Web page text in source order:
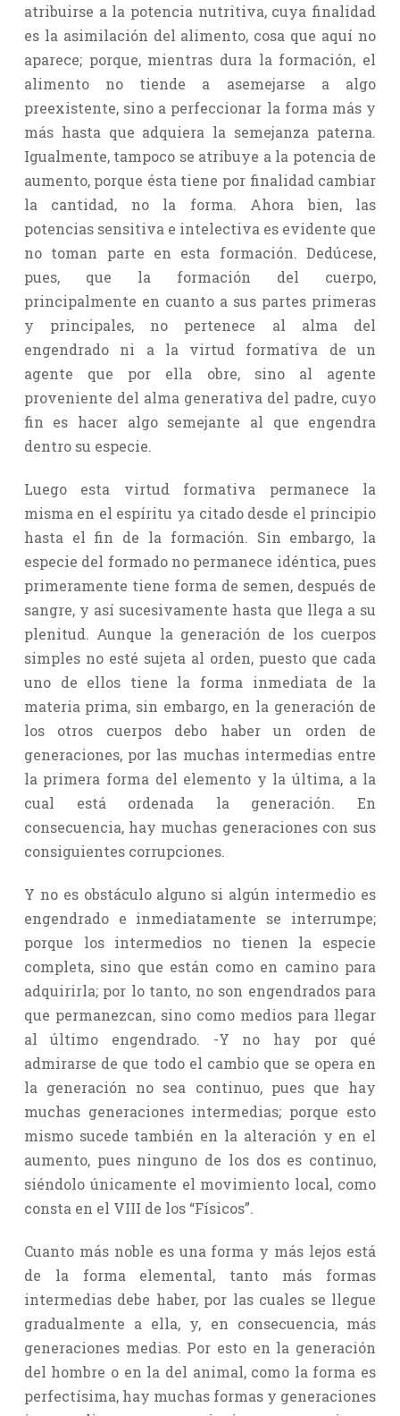
atribuirse a la potencia nutritiva, cuya finalidad
es la asimilación del alimento, cosa que aquí no
aparece; porque, mientras dura la formación, el
alimento no tiende a asemejarse a algo
preexistente, sino a perfeccionar la forma más y
más hasta que adquiera la semejanza paterna.
Igualmente, tampoco se atribuye a la potencia de
aumento, porque ésta tiene por finalidad cambiar
la cantidad, no la forma. Ahora bien, las
potencias sensitiva e intelectiva es evidente que
no toman parte en esta formación. Dedúcese,
pues, que la formación del cuerpo,
principalmente en cuanto a sus partes primeras
y principales, no pertenece al alma del
engendrado ni a la virtud formativa de un
agente que por ella obre, sino al agente
proveniente del alma generativa del padre, cuyo
fin es hacer algo semejante al que engendra
dentro su especie.
Luego esta virtud formativa permanece la
misma en el espíritu ya citado desde el principio
hasta el fin de la formación. Sin embargo, la
especie del formado no permanece idéntica, pues
primeramente tiene forma de semen, después de
sangre, y así sucesivamente hasta que llega a su
plenitud. Aunque la generación de los cuerpos
simples no esté sujeta al orden, puesto que cada
uno de ellos tiene la forma inmediata de la
materia prima, sin embargo, en la generación de
los otros cuerpos debo haber un orden de
generaciones, por las muchas intermedias entre
la primera forma del elemento y la última, a la
cual está ordenada la generación. En
consecuencia, hay muchas generaciones con sus
consiguientes corrupciones.
Y no es obstáculo alguno si algún intermedio es
engendrado e inmediatamente se interrumpe;
porque los intermedios no tienen la especie
completa, sino que están como en camino para
adquirirla; por lo tanto, no son engendrados para
que permanezcan, sino como medios para llegar
al último engendrado. -Y no hay por qué
admirarse de que todo el cambio que se opera en
la generación no sea continuo, pues que hay
muchas generaciones intermedias; porque esto
mismo sucede también en la alteración y en el
aumento, pues ninguno de los dos es continuo,
siéndolo únicamente el movimiento local, como
consta en el VIII de los “Físicos”.
Cuanto más noble es una forma y más lejos está
de la forma elemental, tanto más formas
intermedias debe haber, por las cuales se llegue
gradualmente a ella, y, en consecuencia, más
generaciones medias. Por esto en la generación
del hombre o en la del animal, como la forma es
perfectísima, hay muchas formas y generaciones